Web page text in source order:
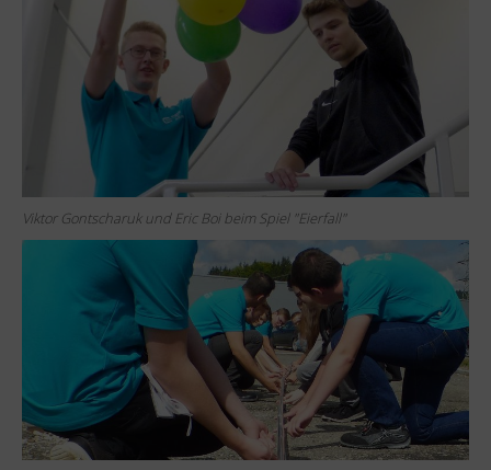
Viktor Gontscharuk und Eric Boi beim Spiel "Eierfall"